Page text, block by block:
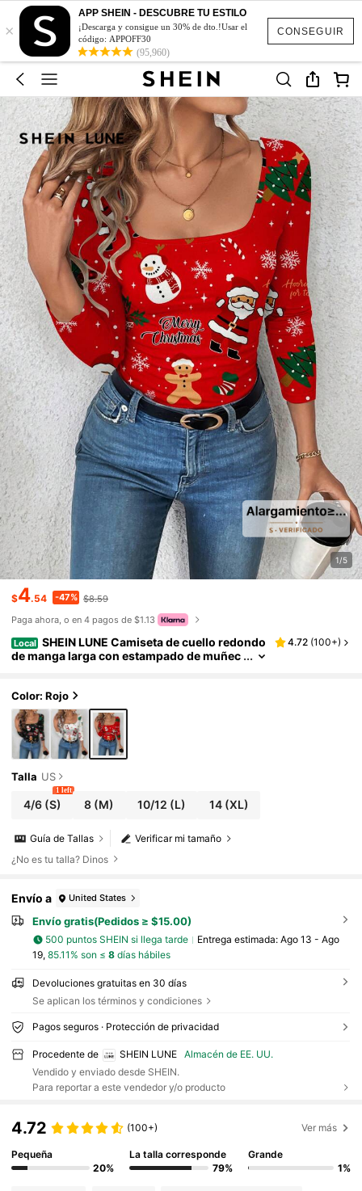
CONSEGUIR
×
APP SHEIN - DESCUBRE TU ESTILO
¡Descarga y consigue un 30% de dto.!Usar el
código: APPOFF30
(95,960)
1/5
$4.54 -47% $8.59
Paga ahora, o en 4 pagos de $1.13
Local SHEIN LUNE Camiseta de cuello redondo
de manga larga con estampado de muñec
oño/invierno
4.72 (100+)
Color: Rojo
Talla US
4/6(S)
1 left
8 (M) 10/12 (L) 14(XL)
Verificar mi tamaño
Guía de Tallas
¿No es tu talla? Dinos
Envío a United States
Envío gratis(Pedidos ≥ $15.00)
500 puntos SHEIN si llega tarde Entrega estimada: Ago 13 - Ago
19, 85.11% son ≤ 8días hábiles
Devoluciones gratuitas en 30 días
Se aplican los términos y condiciones
Pagos seguros · Protección de privacidad
Procedente de SHEIN LUNE
Almacén de EE. UU.
Vendido y enviado desde SHEIN.
Para reportar a este vendedor y/o producto
4.72 (100+) Ver más
Pequeña
20%
La talla corresponde
79%
Grande
1%